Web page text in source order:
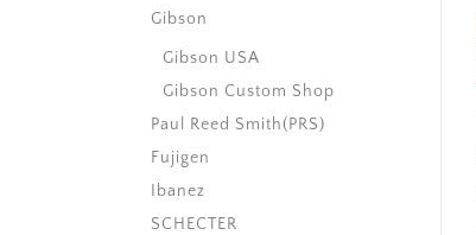
Gibson
Gibson USA
Gibson Custom Shop
Paul Reed Smith(PRS)
Fujigen
Ibanez
SCHECTER